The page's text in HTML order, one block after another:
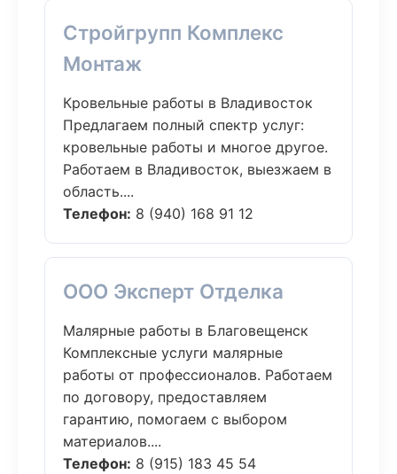
Стройгрупп Комплекс
Монтаж
Кровельные работы в Владивосток
Предлагаем полный спектр услуг:
кровельные работы и многое другое.
Работаем в Владивосток, выезжаем в
область....
Телефон: 8 (940) 168 91 12
ООО Эксперт Отделка
Малярные работы в Благовещенск
Комплексные услуги малярные
работы от профессионалов. Работаем
по договору, предоставляем
гарантию, помогаем с выбором
материалов....
Телефон: 8 (915) 183 45 54